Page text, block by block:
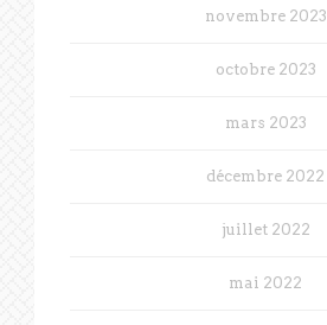
novembre 2023
octobre 2023
mars 2023
décembre 2022
juillet 2022
mai 2022